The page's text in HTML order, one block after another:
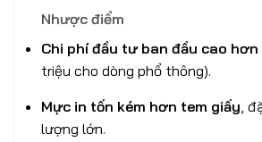
Nhược điểm
Chi phí đầu tư ban đầu cao hơn
triệu cho dòng phổ thông).
Mực in tốn kém hơn tem giấy ,
lượng lớn.